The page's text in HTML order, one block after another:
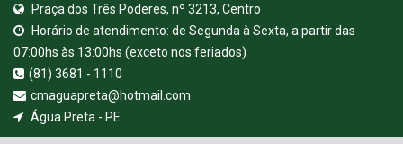
Praça dos Três Poderes, nº 3213, Centro
Horário de atendimento: de Segunda à Sexta, a partir das
07:00hs às 13:00hs (exceto nos feriados)
(81) 3681 - 1110
cmaguapreta@hotmail.com
Água Preta - PE